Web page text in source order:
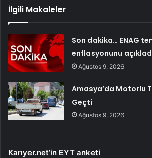
İlgili Makaleler
Son dakika… ENAG
enflasyonunu
Ağustos 9, 2026
Amasya’da Motorlu
Geçti
Ağustos 9, 2026
Karıyer.net’in EYT anketi